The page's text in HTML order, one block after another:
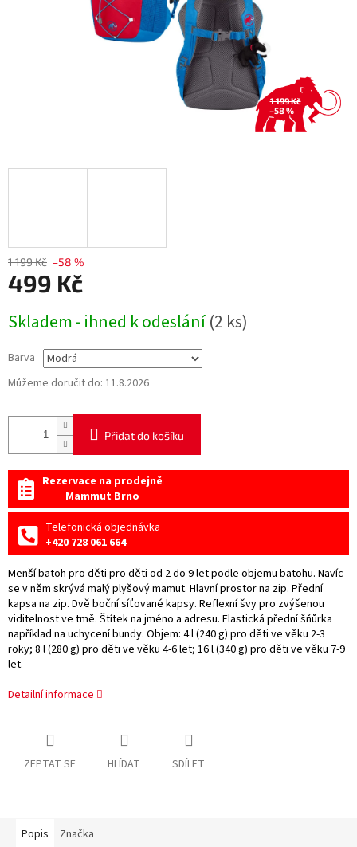
1 199 Kč
–58 %
1 199 Kč –58 %
499 Kč
cena:
Skladem - ihned k odeslání(2 ks)
Barva
Můžeme doručit do: 11.8.2026
Přidat do košíku
Rezervace na prodejně
Mammut Brno
Telefonická objednávka
+420 728 061 664
Menší batoh pro děti pro děti od 2 do 9 let podle objemu batohu. Navíc
se v něm skrývá malý plyšový mamut. Hlavní prostor na zip. Přední
kapsa na zip. Dvě boční síťované kapsy. Reflexní švy pro zvýšenou
viditelnost ve tmě. Štítek na jméno a adresu. Elastická přední šňůrka
například na uchycení bundy. Objem: 4 l (240 g) pro děti ve věku 2-3
roky; 8 l (280 g) pro děti ve věku 4-6 let; 16 l (340 g) pro děti ve věku 7-9
let.
Detailní informace
ZEPTAT SE HLÍDAT SDÍLET
Popis Značka